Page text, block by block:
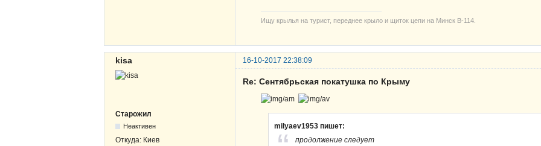
Ищу крылья на турист, переднее крыло и щиток цепи на Минск В-114.
kisa 16-10-2017 22:38:09
Старожил
Неактивен
Откуда: Киев
Re: Сентябрьская покатушка по Крыму
milyaev1953 пишет:
продолжение следует